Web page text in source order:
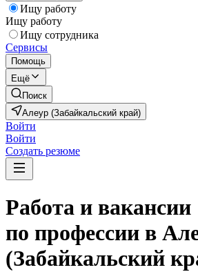
Ищу работу
Ищу работу
Ищу сотрудника
Сервисы
Помощь
Ещё
Поиск
Алеур (Забайкальский край)
Войти
Войти
Создать резюме
Работа и вакансии
по профессии в
(Забайкальский